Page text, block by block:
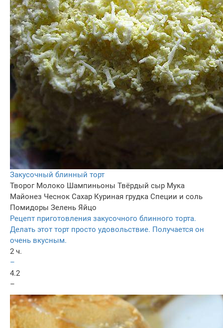
Закусочный блинный торт
Творог Молоко Шампиньоны Твёрдый сыр Мука
Майонез Чеснок Сахар Куриная грудка Специи и соль
Помидоры Зелень Яйцо
Рецепт приготовления закусочного блинного торта.
Делать этот торт просто удовольствие. Получается он
очень вкусным.
2 ч.
–
4.2
–